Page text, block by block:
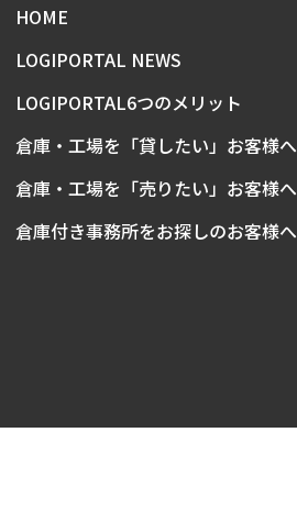
HOME
LOGIPORTAL NEWS
LOGIPORTAL6つのメリット
倉庫・工場を「貸したい」お客様へ
倉庫・工場を「売りたい」お客様へ
倉庫付き事務所をお探しのお客様へ